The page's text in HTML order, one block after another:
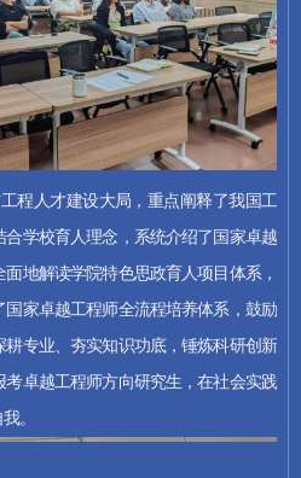
程人才建设大局，重点阐释了我国工
学校育人理念，系统介绍了国家卓越
地解读学院特色思政育人项目体系，
家卓越工程师全流程培养体系，鼓励
专业、夯实知识功底，锤炼科研创新
卓越工程师方向研究生，在社会实践
。
国家卓越工程师学院党委副书
记、副院长
029-88460449
国家卓越工程师学院举办第二期卓越大讲堂,三位行业专家共话卓越工程师核心素养 2024-05-31 14:00:00